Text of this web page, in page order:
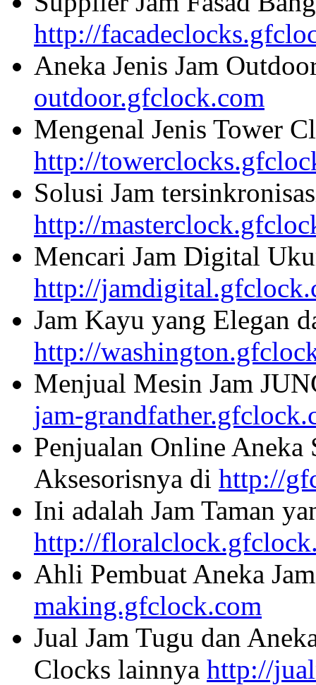
http://
Aneka Jenis Jam
outdoor.gfclock.com
Mengenal Jenis Tower
http://
Solusi Jam
http://
Mencari Jam Digital
http://
Jam Kayu yang Elegan
http://
Menjual Mesin Jam
jam-
Penjualan Online Aneka
Aksesorisnya di http://
Ini adalah Jam Taman
http://
Ahli Pembuat Aneka
making.gfclock.com
Jual Jam Tugu dan
Clocks lainnya http://